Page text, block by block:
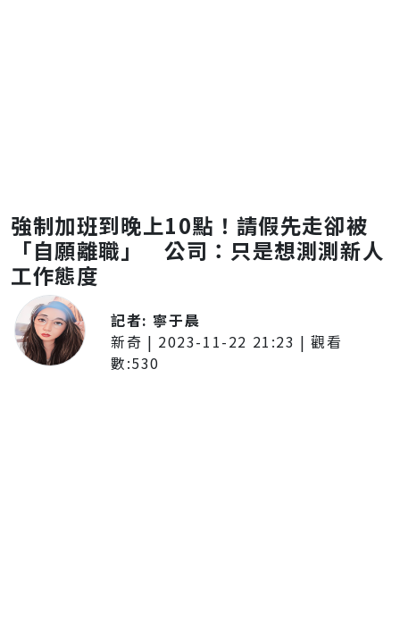
強制加班到晚上10點！請假先走卻被
「自願離職」 公司：只是想測測新人
工作態度
記者: 寧于晨
新奇 | 2023-11-22 21:23 | 觀看
數:530